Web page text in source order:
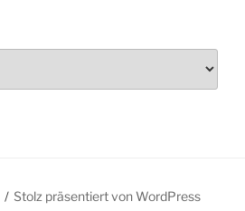
Stolz präsentiert von WordPress